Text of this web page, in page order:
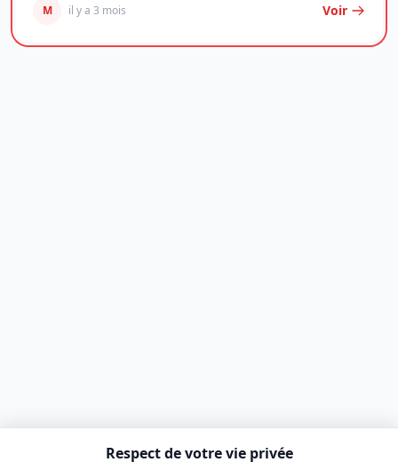
M il y a 3 mois Voir
Respect de votre vie privée